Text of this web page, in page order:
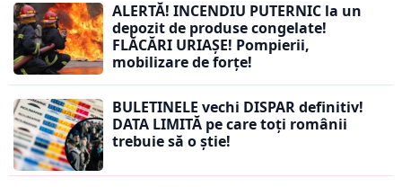
ALERTĂ! INCENDIU PUTERNIC la un
depozit de produse congelate!
FLĂCĂRI URIAȘE! Pompierii,
mobilizare de forțe!
BULETINELE vechi DISPAR definitiv!
DATA LIMITĂ pe care toți românii
trebuie să o știe!